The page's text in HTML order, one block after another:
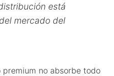
está
mercado del
no absorbe todo